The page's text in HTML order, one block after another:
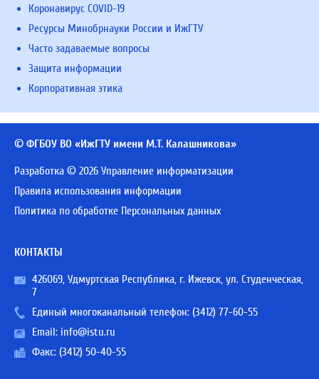
Коронавирус COVID-19
Ресурсы Минобрнауки России и ИжГТУ
Часто задаваемые вопросы
Защита информации
Корпоративная этика
© ФГБОУ ВО «ИжГТУ имени М.Т. Калашникова»
Разработка © 2026 Управление информатизации
Правила использования информации
Политика по обработке Персональных данных
КОНТАКТЫ
426069, Удмуртская Республика, г. Ижевск, ул. Студенческая,
7
Единый многоканальный телефон: (3412) 77-60-55
Email: info@istu.ru
Факс: (3412) 50-40-55